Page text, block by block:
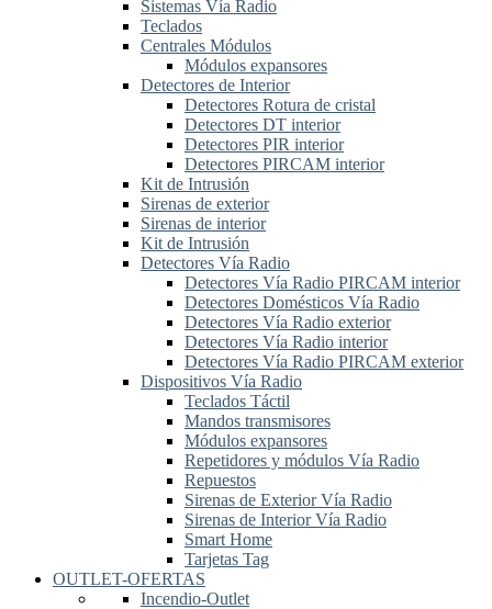
Sistemas Vía Radio
Teclados
Centrales Módulos
Módulos expansores
Detectores de Interior
Detectores Rotura de cristal
Detectores DT interior
Detectores PIR interior
Detectores PIRCAM interior
Kit de Intrusión
Sirenas de exterior
Sirenas de interior
Kit de Intrusión
Detectores Vía Radio
Detectores Vía Radio PIRCAM interior
Detectores Domésticos Vía Radio
Detectores Vía Radio exterior
Detectores Vía Radio interior
Detectores Vía Radio PIRCAM exterior
Dispositivos Vía Radio
Teclados Táctil
Mandos transmisores
Módulos expansores
Repetidores y módulos Vía Radio
Repuestos
Sirenas de Exterior Vía Radio
Sirenas de Interior Vía Radio
Smart Home
Tarjetas Tag
OUTLET-OFERTAS
Incendio-Outlet